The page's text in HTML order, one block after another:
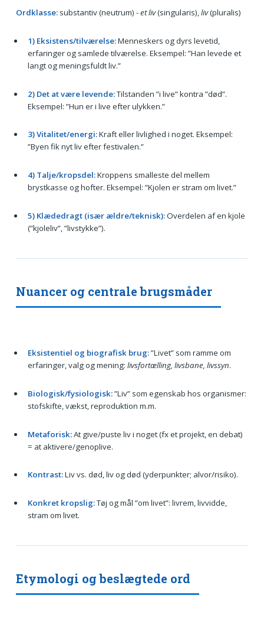
Ordklasse:substantiv (neutrum) -et liv(singularis),liv(pluralis)
1) Eksistens/tilværelse:Menneskers og dyrs levetid,
erfaringer og samlede tilværelse. Eksempel: ”Han levede et
langt og meningsfuldt liv.”
2) Det at være levende:Tilstanden ”i live” kontra ”død”.
Eksempel: ”Hun er i live efter ulykken.”
3) Vitalitet/energi:Kraft eller livlighed i noget. Eksempel:
”Byen fik nyt liv efter festivalen.”
4) Talje/kropsdel:Kroppens smalleste del mellem
brystkasse og hofter. Eksempel: ”Kjolen er stram om livet.”
5) Klædedragt (især ældre/teknisk):Overdelen af en kjole
(”kjoleliv”, ”livstykke”).
Nuancer og centrale brugsmåder
Eksistentiel og biografisk brug:”Livet” som ramme om
erfaringer, valg og mening: livsfortælling, livsbane, livssyn.
Biologisk/fysiologisk:”Liv” som egenskab hos organismer:
stofskifte, vækst, reproduktion m.m.
Metaforisk:At give/puste liv i noget (fx et projekt, en debat)
= at aktivere/genoplive.
Kontrast:Liv vs. død, liv og død (yderpunkter; alvor/risiko).
Konkret kropslig:Tøj og mål ”om livet”: livrem, livvidde,
stram om livet.
Etymologi og beslægtede ord